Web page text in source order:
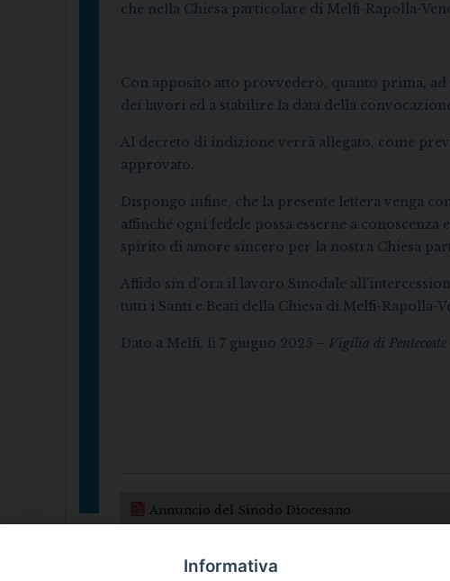
che nella Chiesa particolare di Melfi-Rapolla-
Con apposito atto provvederò, quanto prima,
dei lavori ed a stabilire la data della
Al decreto di indizione verrà allegato, come
approvato.
Dispongo infine, che la presente lettera venga
affinché ogni fedele possa esserne a
spirito di amore sincero per la nostra Chiesa
Affido sin d’ora il lavoro Sinodale
tutti i Santi e Beati della Chiesa di Melfi-Rapolla-
Dato a Melfi, lì 7 giugno 2025 – Vigilia di
Annuncio del Sinodo Diocesano
Informativa